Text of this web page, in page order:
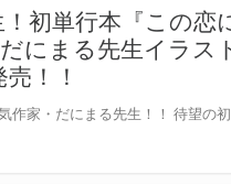
初単行本『この恋
にまる先生イラス
！！